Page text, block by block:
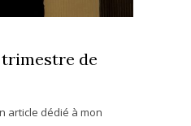
de
article dédié à mon